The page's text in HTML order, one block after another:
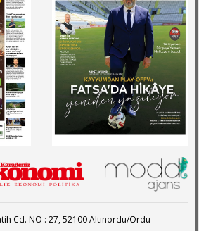
Cd. NO : 27, 52100 Altınordu/Ordu